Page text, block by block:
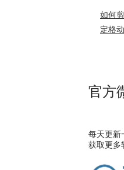
如何
定格
官方
每天更新
获取更多